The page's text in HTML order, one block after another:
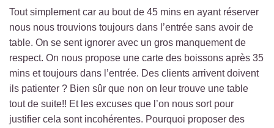
Tout simplement car au bout de 45 mins en ayant réserver
nous nous trouvions toujours dans l’entrée sans avoir de
table. On se sent ignorer avec un gros manquement de
respect. On nous propose une carte des boissons après 35
mins et toujours dans l’entrée. Des clients arrivent doivent
ils patienter ? Bien sûr que non on leur trouve une table
tout de suite!! Et les excuses que l’on nous sort pour
justifier cela sont incohérentes. Pourquoi proposer des